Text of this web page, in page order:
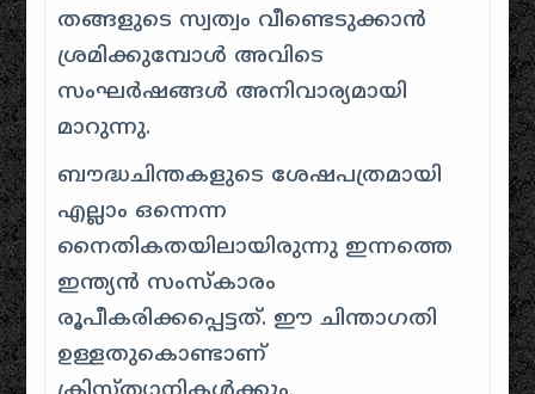
തങ്ങളുടെ സ്വത്വം വീണ്ടെടുക്കാൻ
ശ്രമിക്കുമ്പോൾ അവിടെ
സംഘർഷങ്ങൾ അനിവാര്യമായി
മാറുന്നു.
ബൗദ്ധചിന്തകളുടെ ശേഷപത്രമായി
എല്ലാം ഒന്നെന്ന
നൈതികതയിലായിരുന്നു ഇന്നത്തെ
ഇന്ത്യൻ സംസ്കാരം
രൂപീകരിക്കപ്പെട്ടത്. ഈ ചിന്താഗതി
ഉള്ളതുകൊണ്ടാണ്